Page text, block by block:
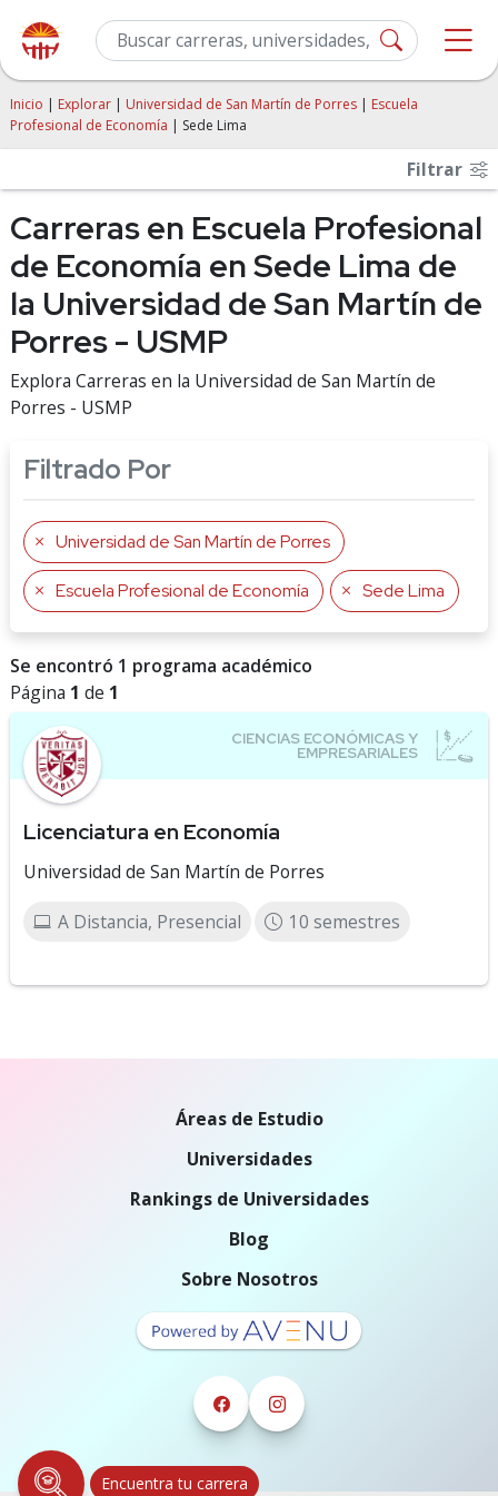
Inicio | Explorar | Universidad de San Martín de Porres | Escuela
Profesional de Economía | Sede Lima
Filtrar
Carreras en Escuela Profesional
de Economía en Sede Lima de
la Universidad de San Martín de
Porres - USMP
Explora Carreras en la Universidad de San Martín de
Porres - USMP
Filtrado Por
Universidad de San Martín de Porres
Escuela Profesional de Economía Sede Lima
Se encontró 1 programa académico
Página 1 de 1
Licenciatura en Economía
Universidad de San Martín de Porres
A Distancia, Presencial 10 semestres
Encuentra tu carrera
Áreas de Estudio
Universidades
Rankings de Universidades
Blog
Sobre Nosotros